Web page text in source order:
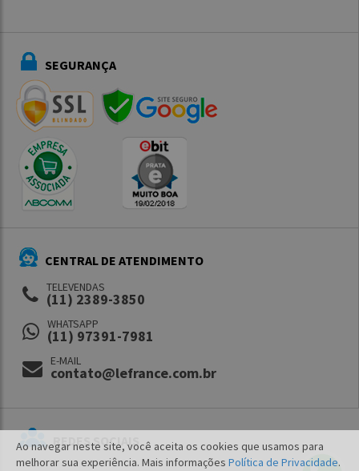
Ao navegar neste site, você aceita os cookies que usamos para
melhorar sua experiência. Mais informações Política de Privacidade.
SEGURANÇA
CENTRAL DE ATENDIMENTO
TELEVENDAS
(11) 2389-3850
WHATSAPP
(11) 97391-7981
E-MAIL
contato@lefrance.com.br
REDES SOCIAIS